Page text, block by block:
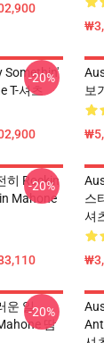
Somethin'
T-셔츠
-20%
보
히 Rockin
Mahone
-20%
스
셔
운 일
땀
-20%